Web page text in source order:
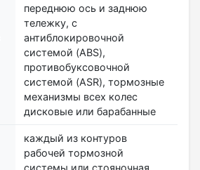
переднюю ось и заднюю
тележку, с
антиблокировочной
системой (ABS),
противобуксовочной
системой (ASR), тормозные
механизмы всех колес
дисковые или барабанные
каждый из контуров
рабочей тормозной
системы или стояночная